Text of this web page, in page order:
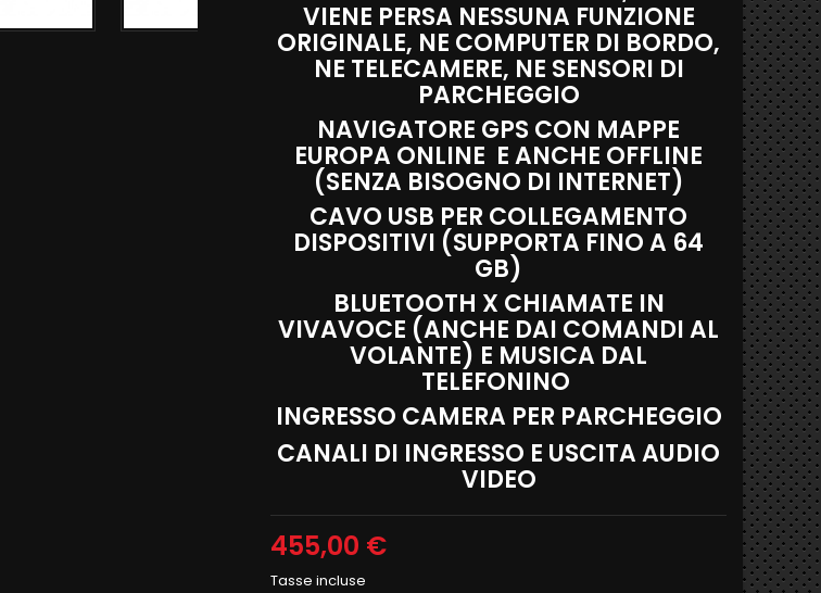
VIENE PERSA NESSUNA FUNZIONE
ORIGINALE, NE COMPUTER DI BORDO,
NE TELECAMERE, NE SENSORI DI
PARCHEGGIO
NAVIGATORE GPS CON MAPPE
EUROPA ONLINE E ANCHE OFFLINE
(SENZA BISOGNO DI INTERNET)
CAVO USB PER COLLEGAMENTO
DISPOSITIVI (SUPPORTA FINO A 64
GB)
BLUETOOTH X CHIAMATE IN
VIVAVOCE (ANCHE DAI COMANDI AL
VOLANTE) E MUSICA DAL
TELEFONINO
INGRESSO CAMERA PER PARCHEGGIO
CANALI DI INGRESSO E USCITA AUDIO
VIDEO
455,00 €
Tasse incluse